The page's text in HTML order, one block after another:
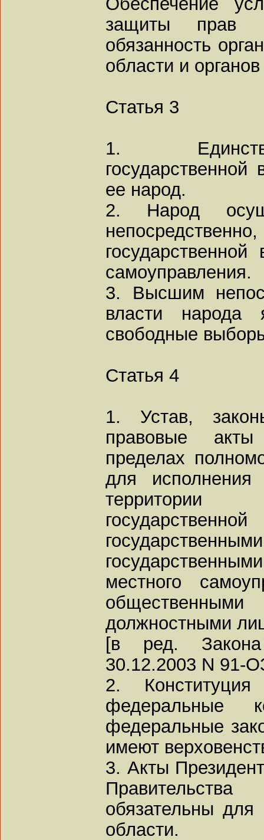
защиты прав
обязанность
области и
Статья 3
1.
государственной
ее народ.
2. Народ
самоуправления.
3. Высшим
власти народа
свободные
Статья 4
1. Устав,
правовые
пределах
для
территории
местного
должностными
[в ред.
30.12.2003 N 91-
2.
федеральные
федеральные
имеют
3. Акты
обязательны для
области.